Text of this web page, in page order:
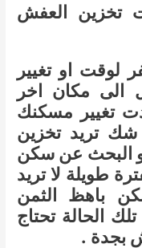
تخزين العفش
لوقت او تغيير
الى مكان اخر
تغيير مسكنك
شك تريد تخزين
البحث عن سكن
طويلة لا تريد
باهظ الثمن
الحالة تحتاج
بجدة .